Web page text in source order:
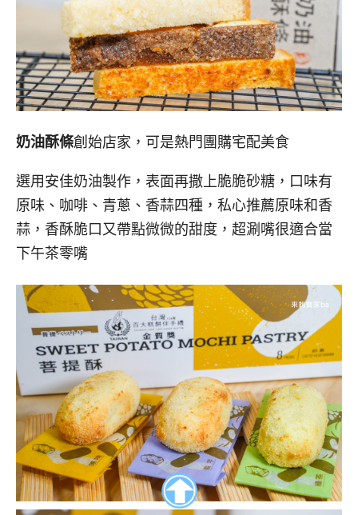
奶油酥條創始店家，可是熱門團購宅配美食
選用安佳奶油製作，表面再撒上脆脆砂糖，口味有
原味、咖啡、青蔥、香蒜四種，私心推薦原味和香
蒜，香酥脆口又帶點微微的甜度，超涮嘴很適合當
下午茶零嘴